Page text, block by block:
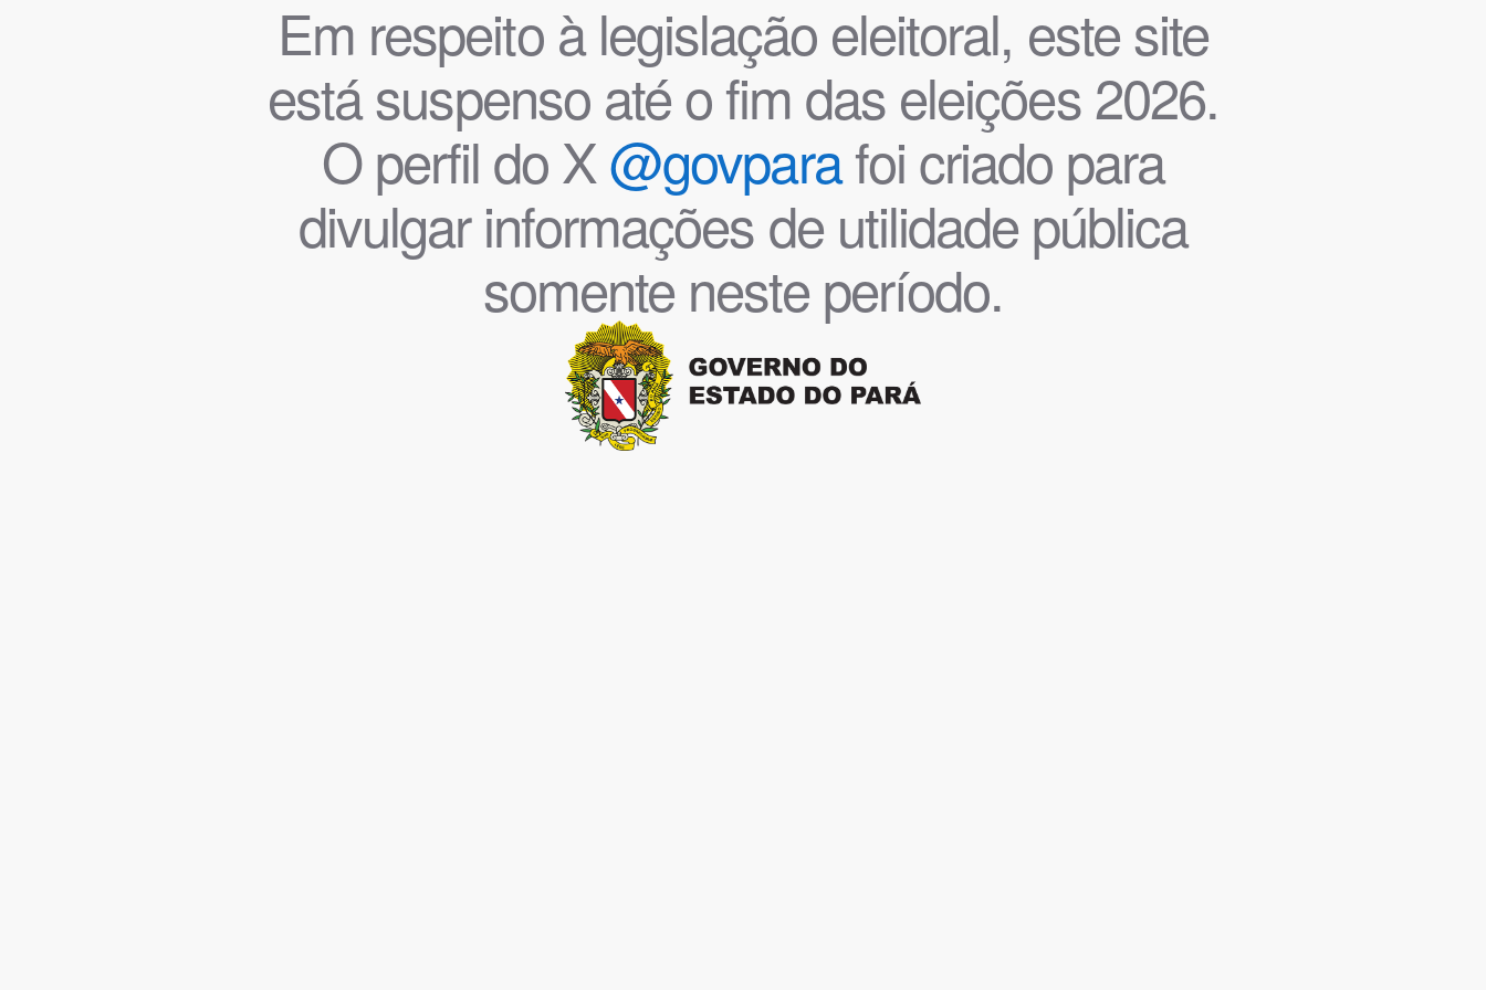
Em respeito à legislação eleitoral, este site
está suspenso até o fim das eleições 2026.
O perfil do X@govparafoi criado para
divulgar informações de utilidade pública
somente neste período.